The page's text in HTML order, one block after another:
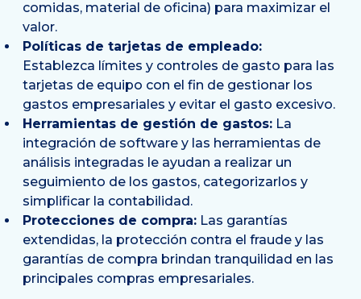
comidas, material de oficina) para maximizar el
valor.
Políticas de tarjetas de empleado:
Establezca límites y controles de gasto para las
tarjetas de equipo con el fin de gestionar los
gastos empresariales y evitar el gasto excesivo.
Herramientas de gestión de gastos: La
integración de software y las herramientas de
análisis integradas le ayudan a realizar un
seguimiento de los gastos, categorizarlos y
simplificar la contabilidad.
Protecciones de compra: Las garantías
extendidas, la protección contra el fraude y las
garantías de compra brindan tranquilidad en las
principales compras empresariales.